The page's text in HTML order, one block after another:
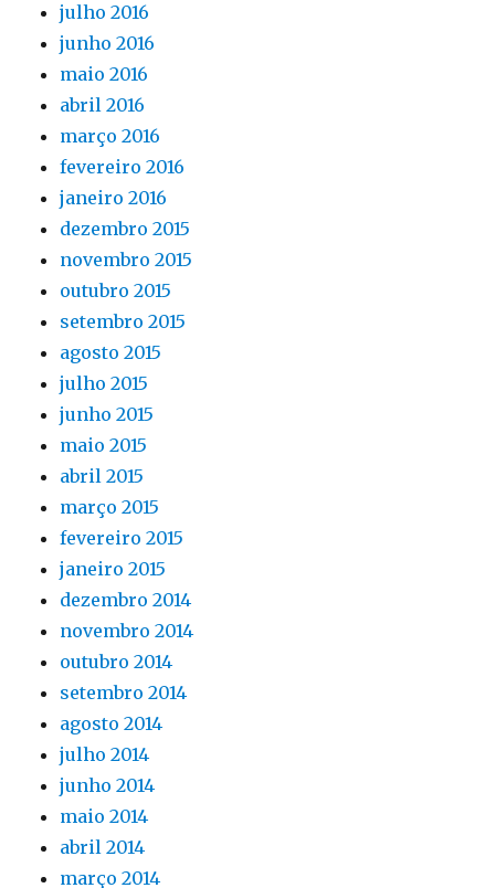
julho 2016
junho 2016
maio 2016
abril 2016
março 2016
fevereiro 2016
janeiro 2016
dezembro 2015
novembro 2015
outubro 2015
setembro 2015
agosto 2015
julho 2015
junho 2015
maio 2015
abril 2015
março 2015
fevereiro 2015
janeiro 2015
dezembro 2014
novembro 2014
outubro 2014
setembro 2014
agosto 2014
julho 2014
junho 2014
maio 2014
abril 2014
março 2014